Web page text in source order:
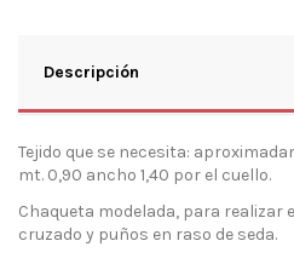
Descripción
Tejido que se necesita:
mt. 0,90 ancho 1,40 por el cuello.
Chaqueta modelada, para realizar
cruzado y puños en raso de seda.